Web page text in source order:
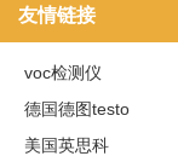
友情链接
voc检测仪
德国德图testo
美国英思科